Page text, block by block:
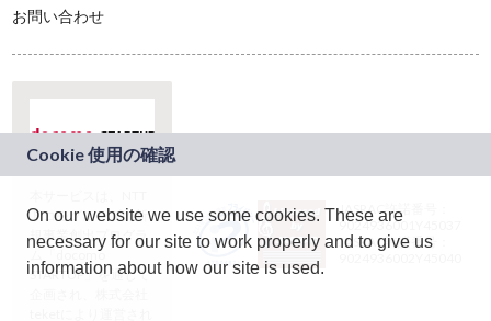
お問い合わせ
ドコモグループの新
規事業創出プログラ
ム「docomo
STARTUP」を通じて
JASRAC許諾番号：
9024936001Y45037
JASRAC許諾番号：
On our website we use some cookies. These are
necessary for our site to work properly and to give us
information about how our site is used.